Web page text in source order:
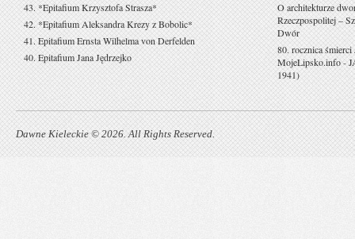
43. *Epitafium Krzysztofa Strasza*
42. *Epitafium Aleksandra Krezy z Bobolic*
41. Epitafium Ernsta Wilhelma von Derfelden
40. Epitafium Jana Jędrzejko
O architekturze
Rzeczpospolitej –
Dwór
80. rocznica
MojeLipsko.info-
1941)
Dawne Kieleckie © 2026. All Rights Reserved.